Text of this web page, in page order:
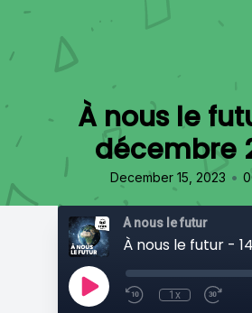
À nous le
décembre
December 15, 2023 •
À nous le futur
À nous le futur -
1x